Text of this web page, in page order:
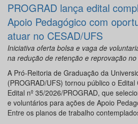
PROGRAD lança edital
Apoio Pedagógico com
atuar no CESAD/UFS
Iniciativa oferta bolsa e vaga de
na redução de retenção e reprovação no
A Pró-Reitoria de Graduação da
(PROGRAD/UFS) tornou público o
Edital nº 35/2026/PROGRAD, que
e voluntários para ações de Apoio
Entre os planos de trabalho